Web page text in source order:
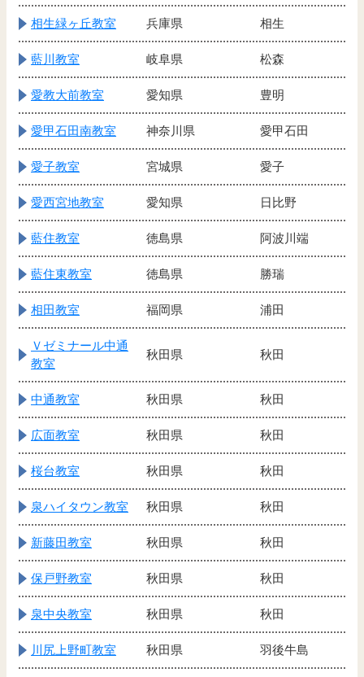
相生緑ヶ丘教室 兵庫県 相生
藍川教室 岐阜県 松森
愛教大前教室 愛知県 豊明
愛甲石田南教室 神奈川県 愛甲石田
愛子教室 宮城県 愛子
愛西宮地教室 愛知県 日比野
藍住教室 徳島県 阿波川端
藍住東教室 徳島県 勝瑞
相田教室 福岡県 浦田
Ｖゼミナール中通
教室
秋田県 秋田
中通教室 秋田県 秋田
広面教室 秋田県 秋田
桜台教室 秋田県 秋田
泉ハイタウン教室 秋田県 秋田
新藤田教室 秋田県 秋田
保戸野教室 秋田県 秋田
泉中央教室 秋田県 秋田
川尻上野町教室 秋田県 羽後牛島